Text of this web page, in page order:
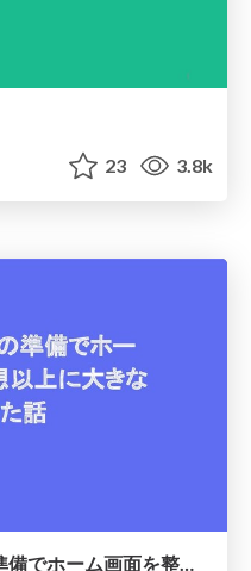
23 3.8k
レコメンデーション導入の準備でホーム画面を整えたら、予想以上に大きなビジネスインパクトが出た話 / Mercari US Buyer UX Improvement 1